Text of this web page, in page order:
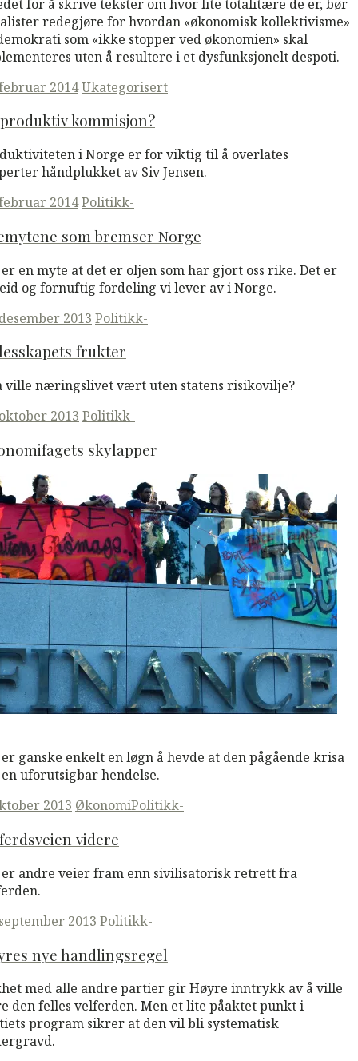
for å skrive tekster om hvor lite totalitære de er, bør
redegjøre for hvordan «økonomisk kollektivisme»
som «ikke stopper ved økonomien» skal
uten å resultere i et dysfunksjonelt despoti.
2014Ukategorisert
kommisjon?
i Norge er for viktig til å overlates
håndplukket av Siv Jensen.
2014Politikk-
som bremser Norge
en myte at det er oljen som har gjort oss rike. Det er
og fornuftig fordeling vi lever av i Norge.
2013 Politikk-
frukter
ville næringslivet vært uten statens risikovilje?
2013 Politikk-
skylapper
ganske enkelt en løgn å hevde at den pågående krisa
uforutsigbar hendelse.
2013 ØkonomiPolitikk-
videre
er andre veier fram enn sivilisatorisk retrett fra
2013 Politikk-
nye handlingsregel
med alle andre partier gir Høyre inntrykk av å ville
den felles velferden. Men et lite påaktet punkt i
program sikrer at den vil bli systematisk